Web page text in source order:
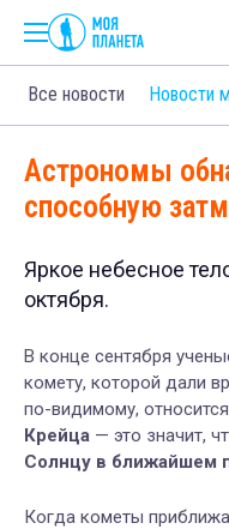
Все новости Новости
Астрономы
способную
Яркое небесное
октября.
В конце сентября
комету, которой дали
по-видимому,
Крейца — это значит,
Солнцу в ближайшем
Когда кометы